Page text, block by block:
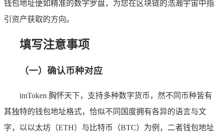
钱包地址便如精准的数字罗盘，为您在区块链的浩瀚宇宙中指
引资产获取的方向。
填写注意事项
（一）确认币种对应
imToken 胸怀天下，支持多种数字货币，然不同币种皆有
其独特的钱包地址格式，恰似不同国度拥有各异的语言与文
字，以以太坊（ETH）与比特币（BTC）为例，二者钱包地址